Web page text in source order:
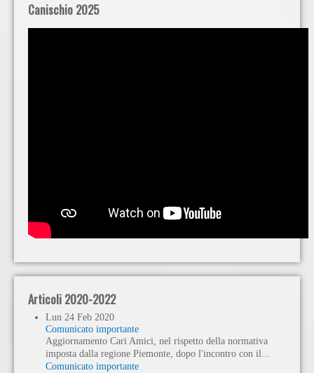
Canischio 2025
Articoli 2020-2022
Lun 24 Feb 2020
Comunicato importante
Aggiornamento Cari Amici, nel rispetto della normativa
imposta dalla regione Piemonte, dopo l'incontro con il...
Comunicato importante